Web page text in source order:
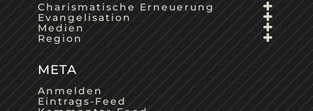
Charismatische Erneuerung
Evangelisation
Medien
Region
META
Anmelden
Eintrags-Feed